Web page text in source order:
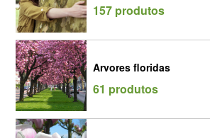
157 produtos
Arvores floridas
61 produtos